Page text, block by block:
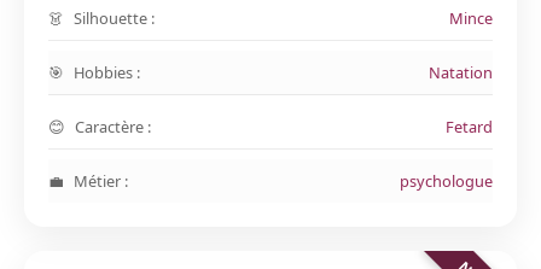
Silhouette : Mince
Hobbies : Natation
Caractère : Fetard
Métier : psychologue